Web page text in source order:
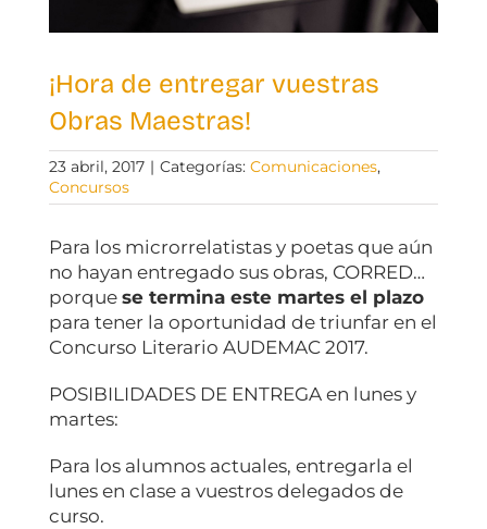
¡Hora de entregar vuestras
Obras Maestras!
23 abril, 2017 | Categorías: Comunicaciones,
Concursos
Para los microrrelatistas y poetas que aún
no hayan entregado sus obras, CORRED…
porque se termina este martes el plazo
para tener la oportunidad de triunfar en el
Concurso Literario AUDEMAC 2017.
POSIBILIDADES DE ENTREGA en lunes y
martes:
Para los alumnos actuales, entregarla el
lunes en clase a vuestros delegados de
curso.